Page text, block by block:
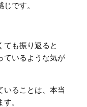
です。
ても振り返ると
ているような気が
いることは、本当
。